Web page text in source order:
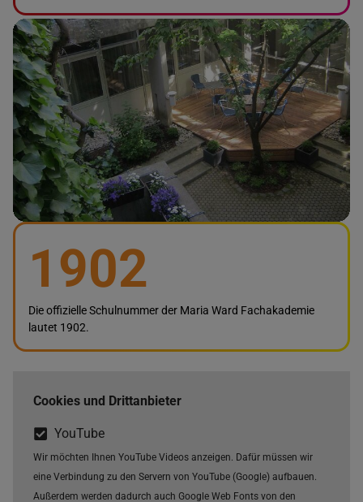
1902
Die offizielle Schulnummer der Maria Ward Fachakademie
lautet 1902.
Cookies und Drittanbieter
YouTube
Wir möchten Ihnen YouTube Videos anzeigen. Dafür müssen wir
eine Verbindung zu den Servern von YouTube (Google) aufbauen.
Außerdem werden dadurch auch Google Web Fonts von den